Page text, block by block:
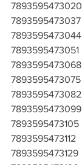
7893595473020
7893595473037
7893595473044
7893595473051
7893595473068
7893595473075
7893595473082
7893595473099
7893595473105
7893595473112
7893595473129